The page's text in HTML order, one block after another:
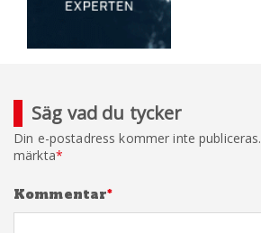
Säg vad du tycker
Din e-postadress kommer inte publiceras.
märkta*
Kommentar*